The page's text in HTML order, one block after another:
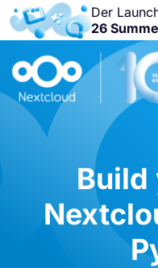
Der
26